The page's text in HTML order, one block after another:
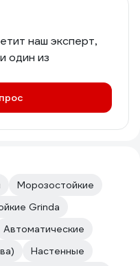
наш эксперт,
один из
Морозостойкие
Grinda
Автоматические
Настенные